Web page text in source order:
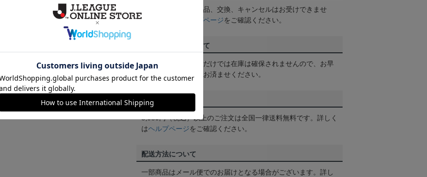
お客様都合による返品、交換、キャンセルはお受けできませ
ん。詳しくは
ヘルプページをご確認ください。
ご注文の確定について
買い物かごに入れるだけでは在庫は確保されませんので、お早
めにご購入手続きをお済ませください。
送料について
3,980円（税込）以上のご注文は全国一律送料無料です。詳しく
はヘルプページをご確認ください。
配送方法について
一部商品はメール便でのお届けとなる場合がございます。詳し